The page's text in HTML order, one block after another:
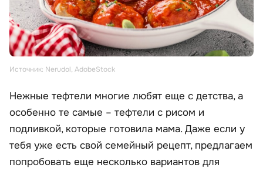
Источник: Nerudol, AdobeStock
Нежные тефтели многие любят еще с детства, а
особенно те самые – тефтели с рисом и
подливкой, которые готовила мама. Даже если у
тебя уже есть свой семейный рецепт, предлагаем
попробовать еще несколько вариантов для